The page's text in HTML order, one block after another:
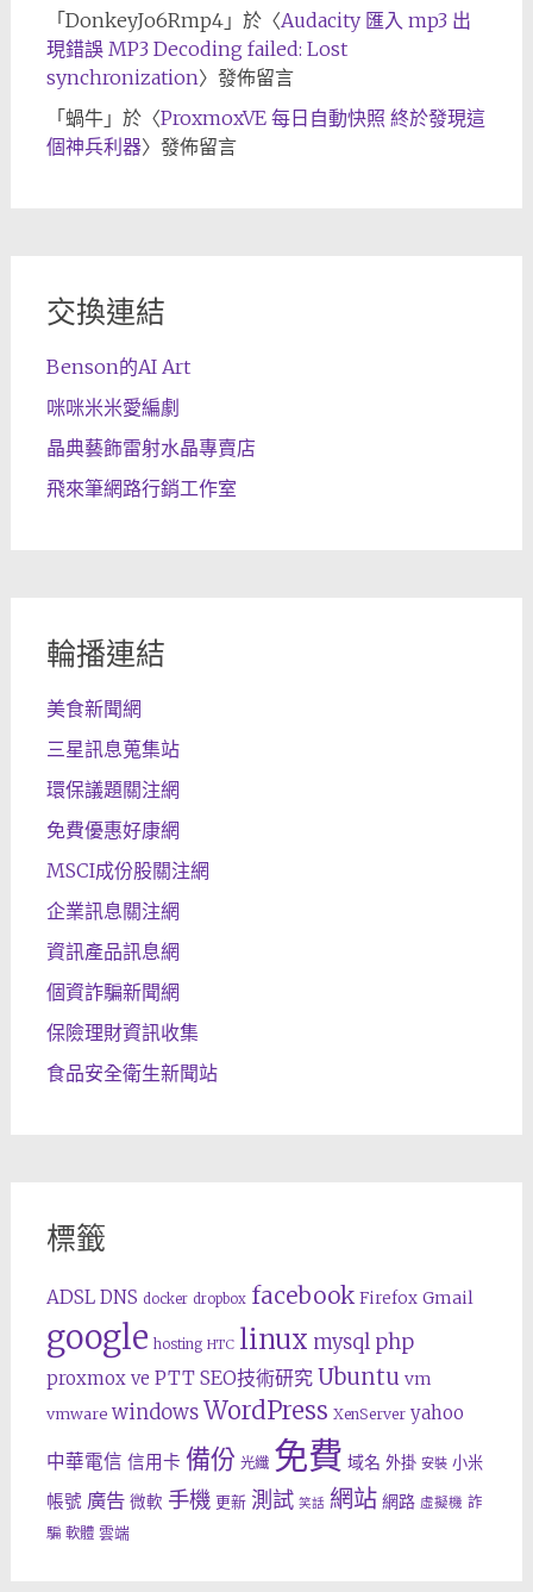
「 DonkeyJo6Rmp4」於〈Audacity 匯入 mp3 出
現錯誤 MP3 Decoding failed: Lost
synchronization〉發佈留言
「 蝸牛」於〈ProxmoxVE 每日自動快照 終於發現這
個神兵利器〉發佈留言
交換連結
Benson的AI Art
咪咪米米愛編劇
晶典藝飾雷射水晶專賣店
飛來筆網路行銷工作室
輪播連結
美食新聞網
三星訊息蒐集站
環保議題關注網
免費優惠好康網
MSCI成份股關注網
企業訊息關注網
資訊產品訊息網
個資詐騙新聞網
保險理財資訊收集
食品安全衛生新聞站
標籤
ADSL DNS docker dropbox facebook Firefox Gmail
google hosting HTC linux mysql php
proxmox ve PTT SEO技術研究 Ubuntu vm
vmware windows WordPress XenServer yahoo
中華電信 信用卡 備份 光纖 免費 域名 外掛 安裝 小米
帳號 廣告 微軟 手機 更新 測試 笑話 網站 網路 虛擬機 詐
騙 軟體 雲端